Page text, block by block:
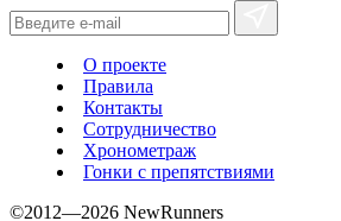
О проекте
Правила
Контакты
Сотрудничество
Хронометраж
Гонки с препятствиями
©2012—2026 NewRunners